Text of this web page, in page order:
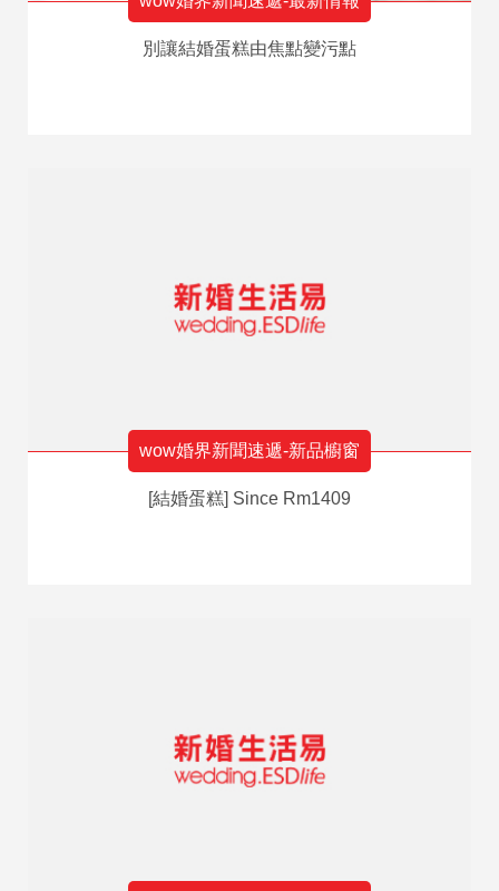
別讓結婚蛋糕由焦點變污點
wow婚界新聞速遞-新品櫥窗
[結婚蛋糕] Since Rm1409